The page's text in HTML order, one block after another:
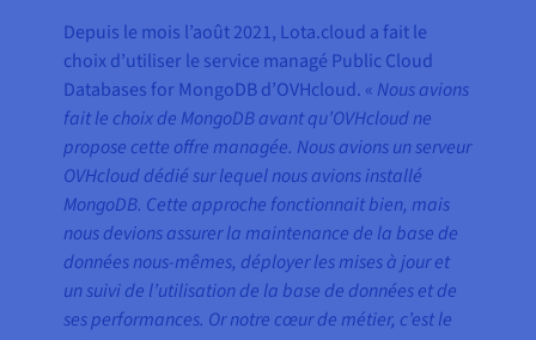
Depuis le mois l’août 2021, Lota.cloud a fait le
choix d’utiliser le service managé Public Cloud
Databases for MongoDB d’OVHcloud. « Nous avions
fait le choix de MongoDB avant qu’OVHcloud ne
propose cette offre managée. Nous avions un serveur
OVHcloud dédié sur lequel nous avions installé
MongoDB. Cette approche fonctionnait bien, mais
nous devions assurer la maintenance de la base de
données nous-mêmes, déployer les mises à jour et
un suivi de l’utilisation de la base de données et de
ses performances. Or notre cœur de métier, c’est le